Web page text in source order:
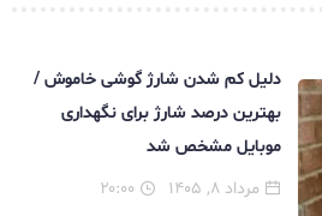
دلیل کم شدن شارژ گوشی خاموش /
بهترین درصد شارژ برای نگهداری
موبایل مشخص شد
مرداد ۸, ۱۴۰۵